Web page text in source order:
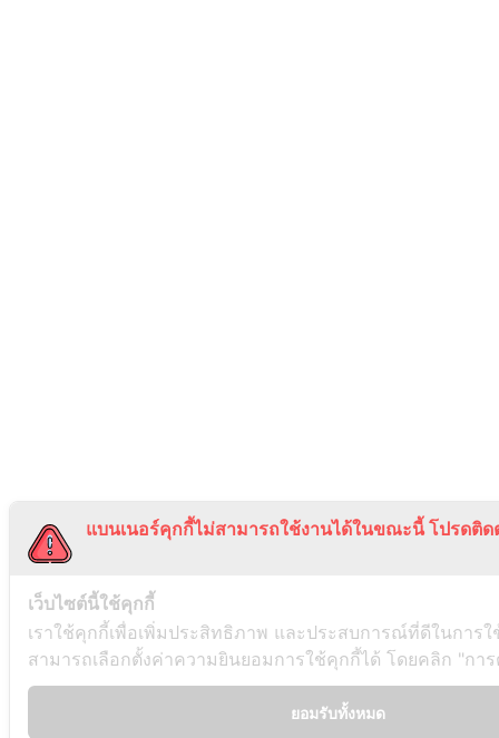
แบนเนอร์คุกกี้ไม่สามารถใช้งานได้ในขณะนี้ โปรดติด
เว็บไซต์นี้ใช้คุกกี้
เราใช้คุกกี้เพื่อเพิ่มประสิทธิภาพ และประสบการณ์ที่ดีในการ
สามารถเลือกตั้งค่าความยินยอมการใช้คุกกี้ได้ โดยคลิก "กา
ยอมรับทั้งหมด